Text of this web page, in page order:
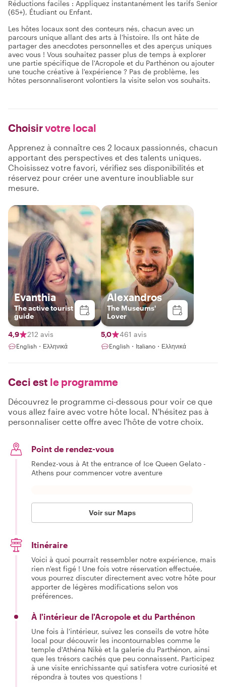
Réductions faciles : Appliquez instantanément les tarifs Senior
(65+), Étudiant ou Enfant.
Les hôtes locaux sont des conteurs nés, chacun avec un
parcours unique allant des arts à l'histoire. Ils ont hâte de
partager des anecdotes personnelles et des aperçus uniques
avec vous ! Vous souhaitez passer plus de temps à explorer
une partie spécifique de l'Acropole et du Parthénon ou ajouter
une touche créative à l'expérience ? Pas de problème, les
hôtes personnaliseront volontiers la visite selon vos souhaits.
Choisirvotre local
Apprenez à connaître ces 2 locaux passionnés, chacun
apportant des perspectives et des talents uniques.
Choisissez votre favori, vérifiez ses disponibilités et
réservez pour créer une aventure inoubliable sur
mesure.
Evanthia
The active tourist
guide
4,9 212 avis
English・Ελληνικά
Alexandros
The Museums'
Lover
5,0 461 avis
English・Italiano・Ελληνικά
Ceci est le programme
Découvrez le programme ci-dessous pour voir ce que
vous allez faire avec votre hôte local. N'hésitez pas à
personnaliser cette offre avec l'hôte de votre choix.
Point de rendez-vous
Rendez-vous à At the entrance of Ice Queen Gelato -
Athens pour commencer votre aventure
Voir sur Maps
Itinéraire
Voici à quoi pourrait ressembler notre expérience, mais
rien n'est figé ! Une fois votre réservation effectuée,
vous pourrez discuter directement avec votre hôte pour
apporter de légères modifications selon vos
préférences.
À l'intérieur de l'Acropole et du Parthénon
Une fois à l'intérieur, suivez les conseils de votre hôte
local pour découvrir les incontournables comme le
temple d'Athéna Nikè et la galerie du Parthénon, ainsi
que les trésors cachés que peu connaissent. Participez
à une visite enrichissante qui satisfera votre curiosité et
répondra à toutes vos questions !